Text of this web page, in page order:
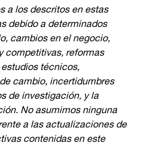
a los descritos en estas
debido a determinados
cambios en el negocio,
reformas
técnicos,
cambio, incertidumbres
de investigación, y la
No asumimos ninguna
a las actualizaciones de
contenidas en este